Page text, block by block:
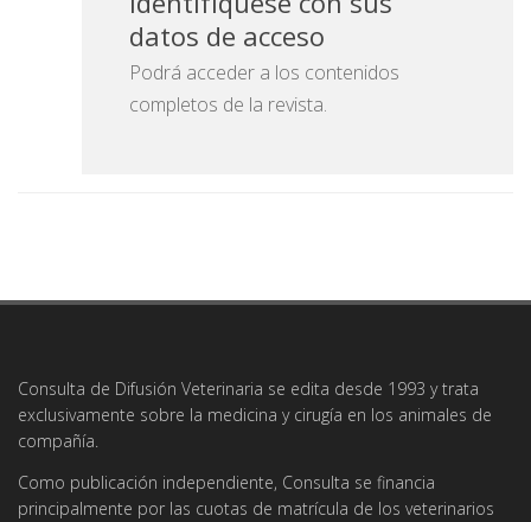
datos de acceso
Podrá acceder a los contenidos
completos de la revista.
Consulta de Difusión Veterinaria se edita desde 1993 y trata
exclusivamente sobre la medicina y cirugía en los animales de
compañía.
Como publicación independiente, Consulta se financia
principalmente por las cuotas de matrícula de los veterinarios